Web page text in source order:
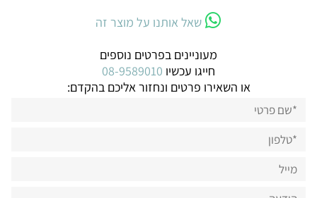
שאל אותנו על מוצר זה
מעוניינים בפרטים נוספים
חייגו עכשיו 08-9589010
או השאירו פרטים ונחזור אליכם בהקדם: